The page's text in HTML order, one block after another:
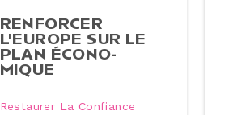
RENFORCER
L'EUROPE SUR LE
PLAN ÉCO­NO­
MIQUE
Restaurer La Confiance